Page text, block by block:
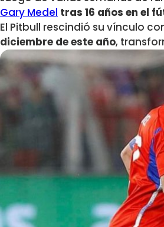
Gary Medel tras 16 años en el
El Pitbull rescindió su vínculo
diciembre de este año,